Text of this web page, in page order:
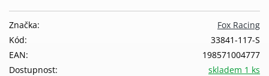
Fox Racing
Značka:
33841-117-S
Kód:
198571004777
EAN:
skladem 1 ks
Dostupnost: